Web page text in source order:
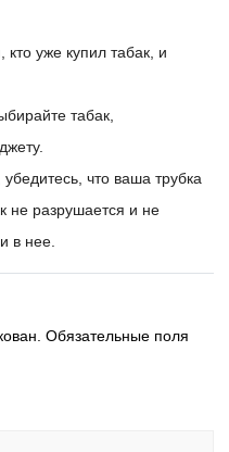
уже купил табак, и
табак,
что ваша трубка
не разрушается и не
в нее.
Обязательные поля